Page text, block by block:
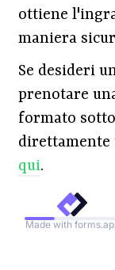
ottiene
maniera
Se desideri
prenotare
formato
qui.